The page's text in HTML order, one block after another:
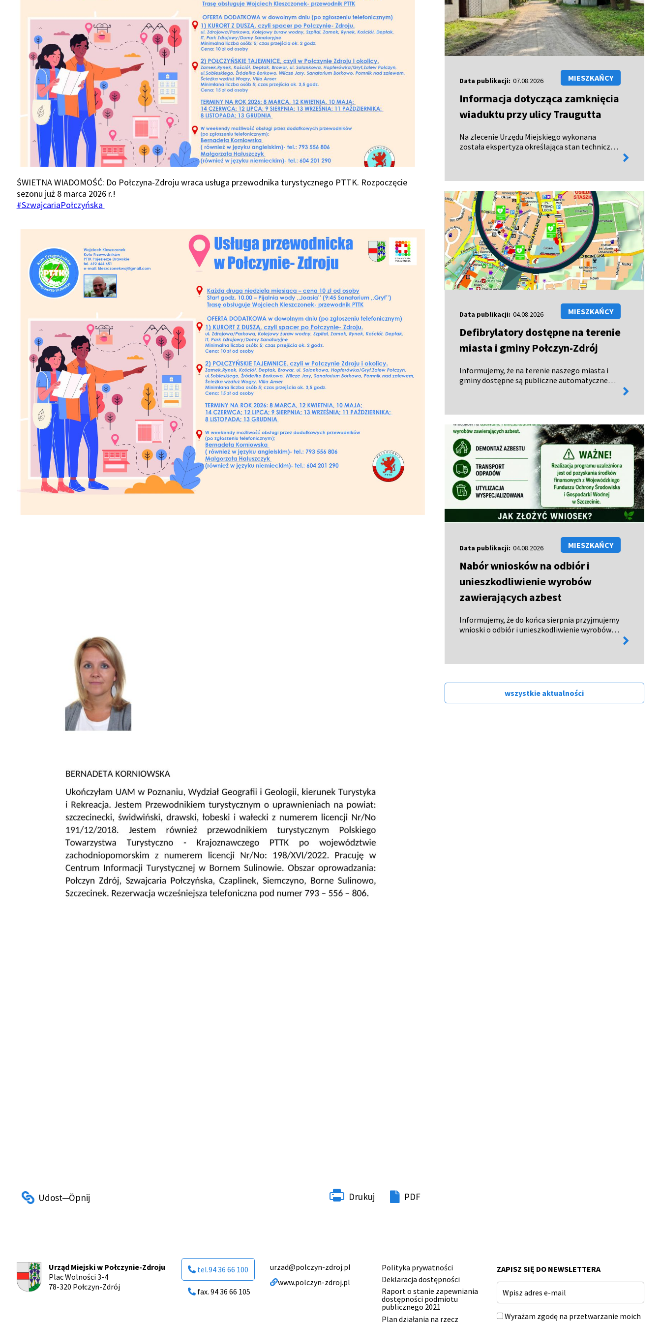
ŚWIETNA WIADOMOŚĆ: Do Połczyna-Zdroju wraca usługa przewodnika turystycznego PTTK. Rozpoczęcie
sezonu już 8 marca 2026 r.!
#SzwajcariaPołczyńska
Drukuj PDF
Data publikacji: 07.08.2026 MIESZKAŃCY
Informacja dotycząca zamknięcia
wiaduktu przy ulicy Traugutta
Na zlecenie Urzędu Miejskiego wykonana
została ekspertyza określająca stan techniczny
więcej
Data publikacji: 04.08.2026 MIESZKAŃCY
Defibrylatory dostępne na terenie
miasta i gminy Połczyn-Zdrój
Informujemy, że na terenie naszego miasta i
gminy dostępne są publiczne automatyczne
więcej
Data publikacji: 04.08.2026 MIESZKAŃCY
Nabór wniosków na odbiór i
unieszkodliwienie wyrobów
zawierających azbest
Informujemy, że do końca sierpnia przyjmujemy
wnioski o odbiór i unieszkodliwienie wyrobów
więcej
wszystkie aktualności
Urząd Miejski w Połczynie-Zdroju
Plac Wolności 3-4
78-320 Połczyn-Zdrój
tel.94 36 66 100
fax. 94 36 66 105
urzad@polczyn-zdroj.pl
www.polczyn-zdroj.pl
Menu
stopki
Polityka prywatności
Deklaracja dostępności
Raport o stanie zapewniania
dostępności podmiotu
publicznego 2021
Plan działania na rzecz
ZAPISZ SIĘ DO NEWSLETTERA
Email
Wyrażam zgodę na przetwarzanie moich